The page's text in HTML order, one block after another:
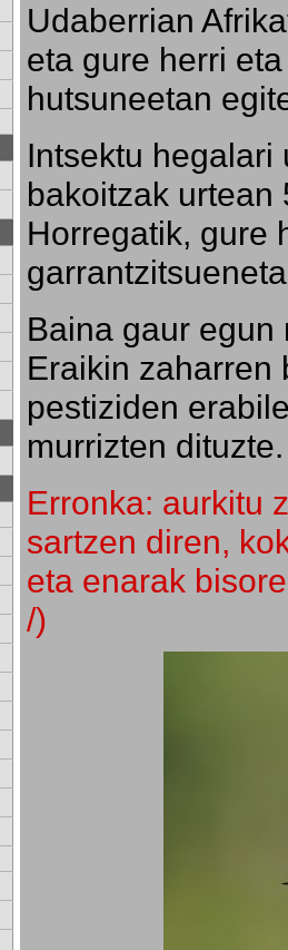
Udaberrian
eta gure herri
hutsuneetan
Intsektu hegalari
bakoitzak urtean
Horregatik, gure
Baina gaur egun
Eraikin zaharren
pestiziden
murrizten dituzte.
Erronka: aurkitu
sartzen diren,
eta enarak
/)